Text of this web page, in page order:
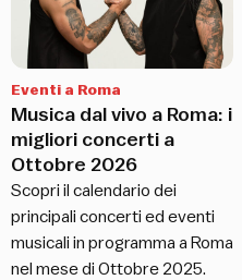
Eventi a Roma
Musica dal vivo a Roma: i
migliori concerti a
Ottobre 2026
Scopri il calendario dei
principali concerti ed eventi
musicali in programma a Roma
nel mese di Ottobre 2025.